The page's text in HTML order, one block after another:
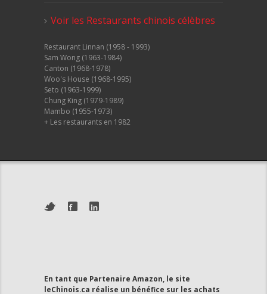
Voir les Restaurants chinois célèbres
Restaurant Linnan (1958 - 1993)
Sam Wong (1963-1984)
Canton (1968-1978)
Woo's House (1968-1995)
Seto (1963-1999)
Chung King (1979-1989)
Mambo (1955-1973)
+ Les restaurants en 1982
En tant que Partenaire Amazon, le site
leChinois.ca réalise un bénéfice sur les achats